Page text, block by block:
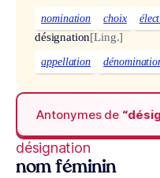
nomination choix
désignation[Ling.]
appellation
Antonymes de
désignation
nom féminin